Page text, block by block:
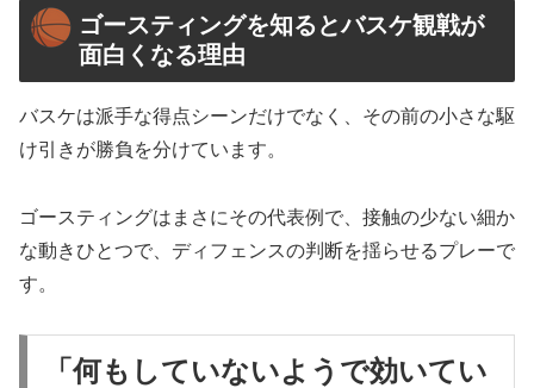
ゴースティングを知るとバスケ観戦が
面白くなる理由
バスケは派手な得点シーンだけでなく、その前の小さな駆
け引きが勝負を分けています。
ゴースティングはまさにその代表例で、接触の少ない細か
な動きひとつで、ディフェンスの判断を揺らせるプレーで
す。
「何もしていないようで効いてい